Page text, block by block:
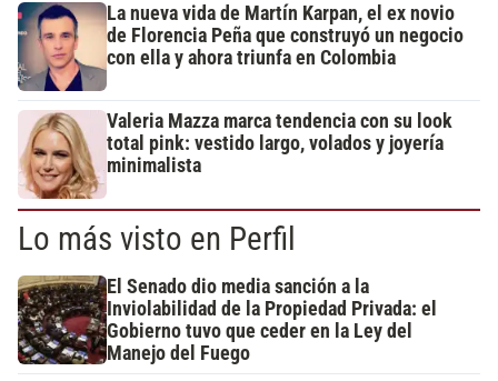
La nueva vida de Martín Karpan, el ex novio
de Florencia Peña que construyó un negocio
con ella y ahora triunfa en Colombia
Valeria Mazza marca tendencia con su look
total pink: vestido largo, volados y joyería
minimalista
Lo más visto en Perfil
El Senado dio media sanción a la
Inviolabilidad de la Propiedad Privada: el
Gobierno tuvo que ceder en la Ley del
Manejo del Fuego